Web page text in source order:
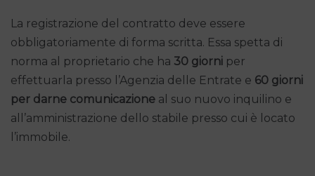
La registrazione del contratto deve essere
obbligatoriamente di forma scritta. Essa spetta di
norma al proprietario che ha 30 giorni per
effettuarla presso l’Agenzia delle Entrate e 60 giorni
per darne comunicazione al suo nuovo inquilino e
all’amministrazione dello stabile presso cui è locato
l’immobile.